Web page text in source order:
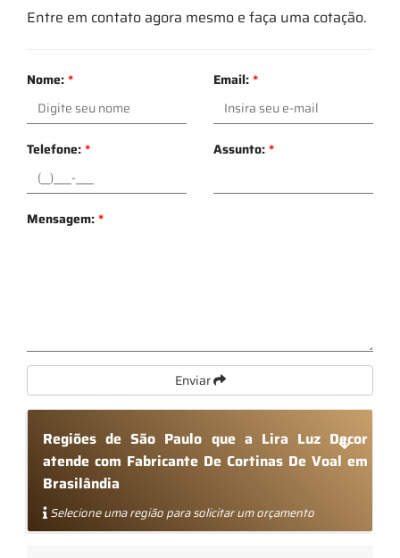
Entre em contato agora mesmo e faça uma cotação.
Nome:* Email:*
Telefone:* Assunto:*
Mensagem:*
Enviar
Regiões de São Paulo que a Lira Luz Decor
atende com Fabricante De Cortinas De Voal em
Brasilândia
Selecione uma região para solicitar um orçamento